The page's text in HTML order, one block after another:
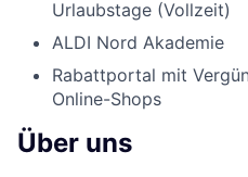
Urlaubstage (Vollzeit)
ALDI Nord Akademie
Rabattportal mit
Online-Shops
Über uns